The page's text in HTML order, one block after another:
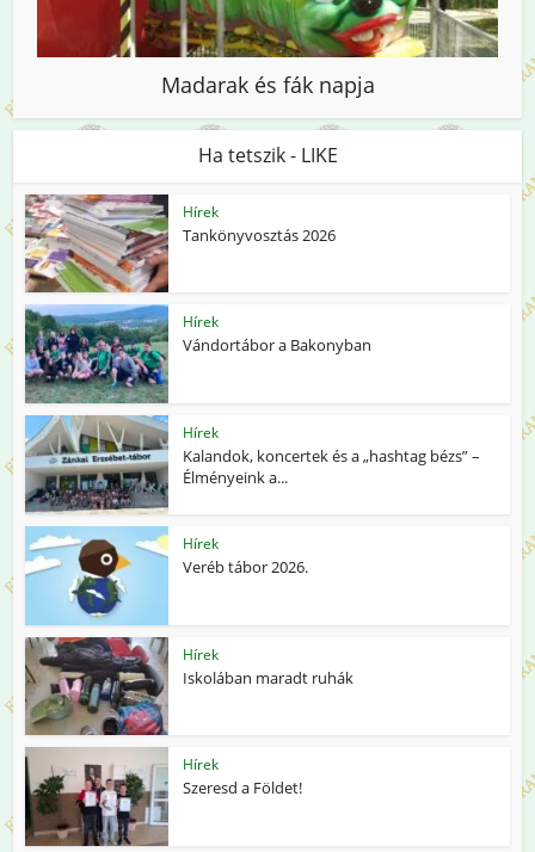
Madarak és fák napja
Ha tetszik - LIKE
Hírek
Tankönyvosztás 2026
Hírek
Vándortábor a Bakonyban
Hírek
Kalandok, koncertek és a „hashtag bézs” –
Élményeink a...
Hírek
Veréb tábor 2026.
Hírek
Iskolában maradt ruhák
Hírek
Szeresd a Földet!